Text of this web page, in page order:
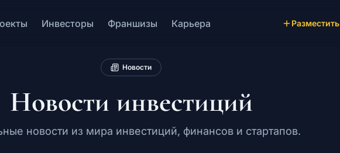
Инвесторы Франшизы Карьера Разместить
Новости
Новости инвестиций
новости из мира инвестиций, финансов и стартапов.